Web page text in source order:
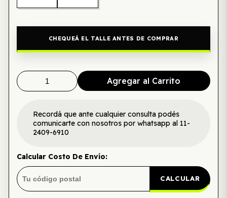
CHEQUEÁ EL TALLE ANTES DE COMPRAR
Agregar al Carrito
Recordá que ante cualquier consulta podés
comunicarte con nosotros por whatsapp al 11-
2409-6910
Calcular Costo De Envío:
CALCULAR